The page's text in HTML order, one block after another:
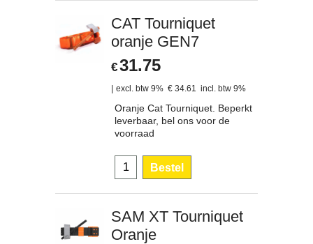
CAT Tourniquet
oranje GEN7
€31.75
excl. btw 9% € 34.61 incl. btw 9%
Oranje Cat Tourniquet. Beperkt
leverbaar, bel ons voor de
voorraad
Bestel
SAM XT Tourniquet
Oranje